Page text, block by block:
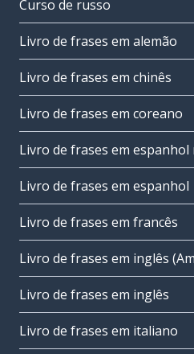
Curso de russo
Livro de frases em alemão
Livro de frases em chinês
Livro de frases em coreano
Livro de frases em espanhol
Livro de frases em espanhol
Livro de frases em francês
Livro de frases em inglês
Livro de frases em inglês
Livro de frases em italiano